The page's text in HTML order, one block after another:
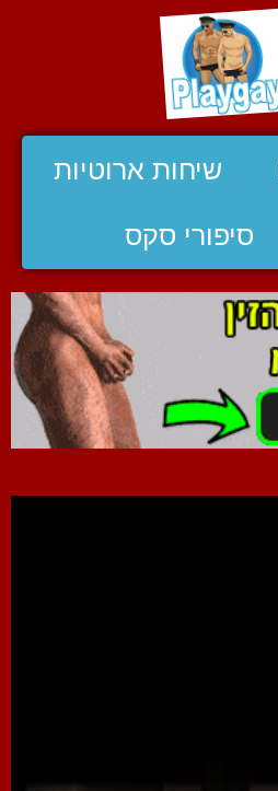
שיחות ארוטיות
סיפורי סקס